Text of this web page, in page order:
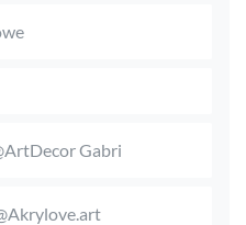
Gabri